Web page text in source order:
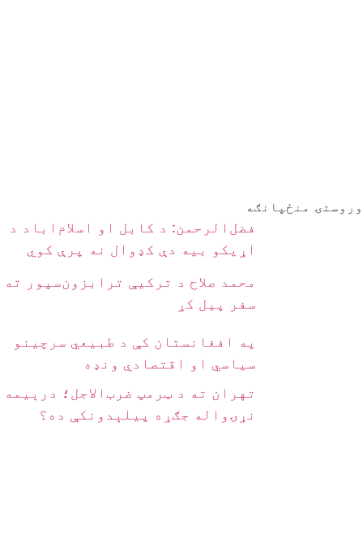
وروستۍ منځپانګه
فضل‌الرحمن: د کابل او اسلام‌اباد د
اړیکو بیه دې کډوال نه پرې کوي
محمد صلاح د ترکیې ترابزون‌سپور ته
سفر پیل کړ
په افغانستان کې د طبیعي سرچینو
سیاسي او اقتصادي ونډه
تهران ته د ټرمپ ضرب‌الاجل؛ درېیمه
نړۍواله جګړه پیلېدونکې ده؟